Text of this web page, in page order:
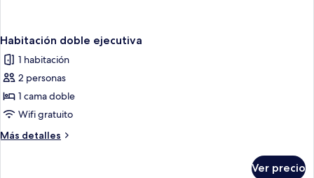
Habitación doble ejecutiva
1 habitación
2 personas
1 cama doble
Wifi gratuito
Más detalles
Más
Ver precio